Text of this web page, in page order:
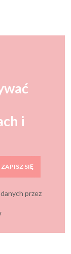
i
ZAPISZ SIĘ
przez